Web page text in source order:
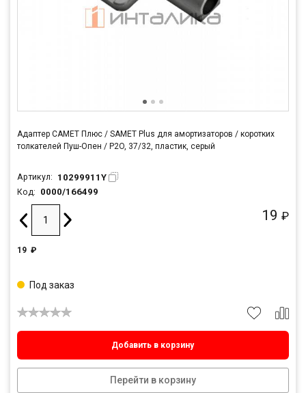
Адаптер САМЕТ Плюс / SAMET Plus для амортизаторов / коротких
толкателей Пуш-Опен / P2O, 37/32, пластик, серый
Артикул: 10299911Y
Код: 0000/166499
19 ₽
19 ₽
Добавить в корзину
Перейти в корзину
Под заказ